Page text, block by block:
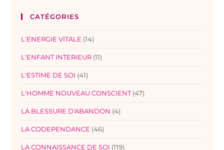
CATÉGORIES
L'ENERGIE VITALE (14)
L'ENFANT INTERIEUR (11)
L'ESTIME DE SOI (41)
L'HOMME NOUVEAU CONSCIENT (47)
LA BLESSURE D'ABANDON (4)
LA CODEPENDANCE (46)
LA CONNAISSANCE DE SOI (119)